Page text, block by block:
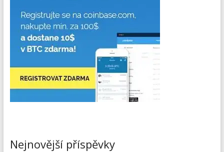
Nejnovější příspěvky